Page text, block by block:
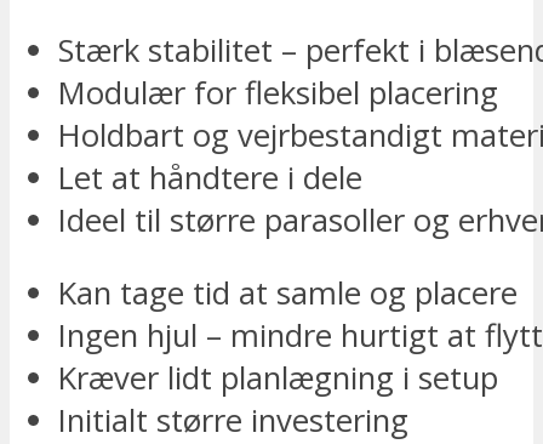
Stærk stabilitet – perfekt i
Modulær for fleksibel placering
Holdbart og vejrbestandigt
Let at håndtere i dele
Ideel til større parasoller og
Kan tage tid at samle og placere
Ingen hjul – mindre hurtigt at
Kræver lidt planlægning i setup
Initialt større investering